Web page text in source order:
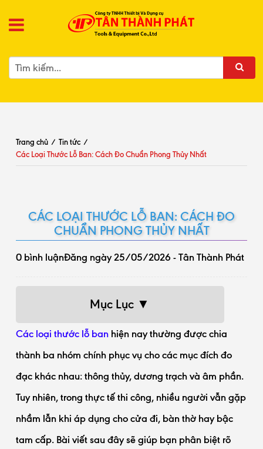
Trang chủ / Tin tức /
Các Loại Thước Lỗ Ban: Cách Đo Chuẩn Phong Thủy Nhất
CÁC LOẠI THƯỚC LỖ BAN: CÁCH ĐO
CHUẨN PHONG THỦY NHẤT
Đăng ngày 25/05/2026 - Tân Thành Phát
0 bình luận
Mục Lục ▼
Các loại thước lỗ ban hiện nay thường được chia
thành ba nhóm chính phục vụ cho các mục đích đo
đạc khác nhau: thông thủy, dương trạch và âm phần.
Tuy nhiên, trong thực tế thi công, nhiều người vẫn gặp
nhầm lẫn khi áp dụng cho cửa đi, bàn thờ hay bậc
tam cấp. Bài viết sau đây sẽ giúp bạn phân biệt rõ